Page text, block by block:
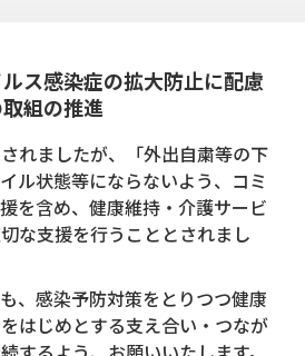
ス感染症の拡大防止に配慮
組の推進
れましたが、「外出自粛等の下
ル状態等にならないよう、コミ
を含め、健康維持・介護サービ
な支援を行うこととされまし
、感染予防対策をとりつつ健康
はじめとする支え合い・つなが